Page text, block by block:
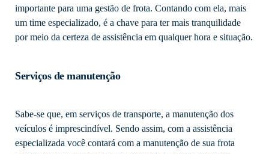
importante para uma gestão de frota. Contando com ela, mais
um time especializado, é a chave para ter mais tranquilidade
por meio da certeza de assistência em qualquer hora e situação.
Serviços de manutenção
Sabe-se que, em serviços de transporte, a manutenção dos
veículos é imprescindível. Sendo assim, com a assistência
especializada você contará com a manutenção de sua frota